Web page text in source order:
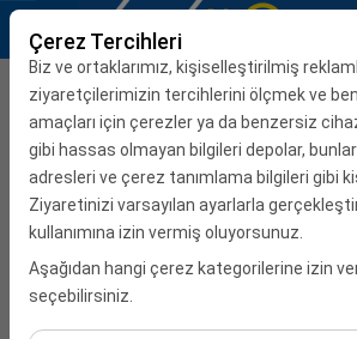
Çerez Tercihleri
Biz ve ortaklarımız, kişiselleştirilmiş
ziyaretçilerimizin tercihlerini ölçmek ve
amaçları için çerezler ya da benzersiz
gibi hassas olmayan bilgileri depolar,
adresleri ve çerez tanımlama bilgileri gibi
Ziyaretinizi varsayılan ayarlarla
kullanımına izin vermiş oluyorsunuz.
Aşağıdan hangi çerez kategorilerine izin
seçebilirsiniz.
Teslim Alma Ofisi
İzmir Otobüs Terminali (İzmir
Aracı farklı bir lokasyona bırakacağım
Alış Tarih & Saat